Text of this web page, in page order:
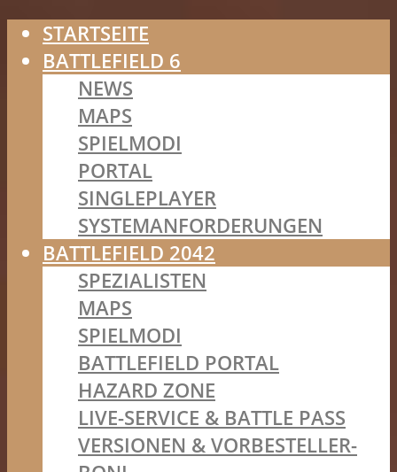
STARTSEITE
BATTLEFIELD 6
NEWS
MAPS
SPIELMODI
PORTAL
SINGLEPLAYER
SYSTEMANFORDERUNGEN
BATTLEFIELD 2042
SPEZIALISTEN
MAPS
SPIELMODI
BATTLEFIELD PORTAL
HAZARD ZONE
LIVE-SERVICE & BATTLE PASS
VERSIONEN & VORBESTELLER-